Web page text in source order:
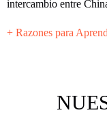
intercambio entre
+ Razones para